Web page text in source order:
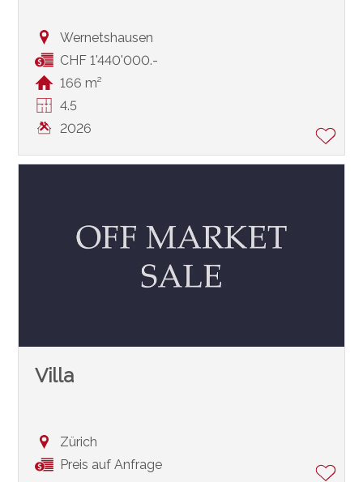
Wernetshausen
CHF 1'440'000.-
166 m²
4.5
2026
Villa
Zürich
Preis auf Anfrage